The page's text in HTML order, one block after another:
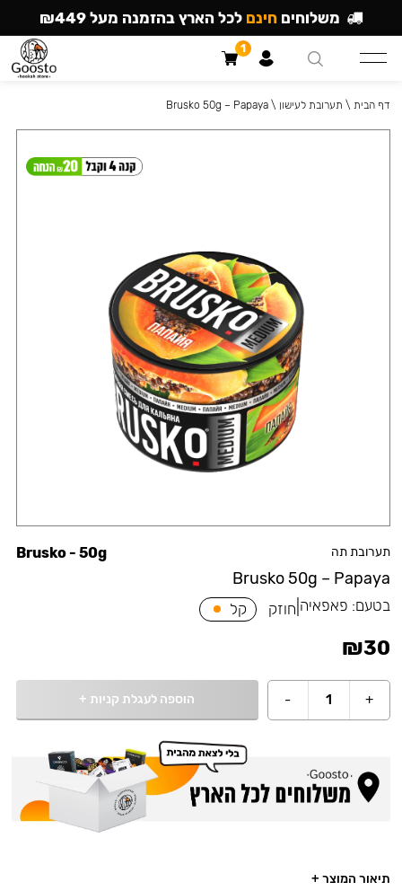
תערובת תה
Brusko 50g – Papaya
Brusko - 50g
בטעם: פאפאיה חוזק קל
₪30
+
1
- הוספה לעגלת קניות +
דף הבית \ תערובת לעישון \
Brusko 50g – Papaya
תיאור המוצר +
משלוחים חינם לכל הארץ בהזמנה מעל ₪449
1